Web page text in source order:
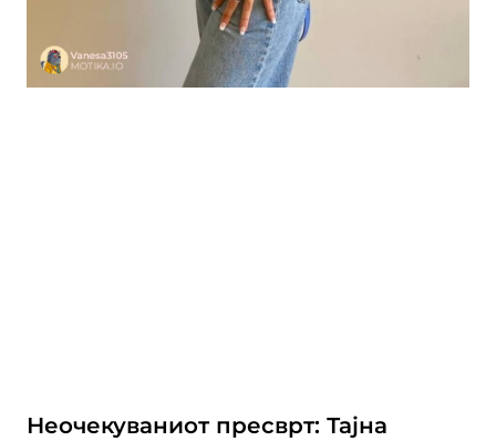
Неочекуваниот пресврт: Тајна